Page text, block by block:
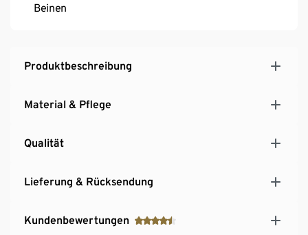
Beinen
Produktbeschreibung
Material & Pflege
Qualität
Lieferung & Rücksendung
Kundenbewertungen